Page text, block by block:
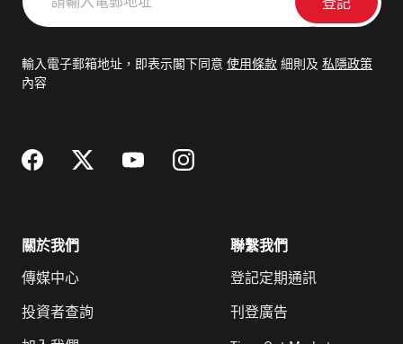
輸
郵
輸入電子郵箱地址，即表示閣下同意 使用條款 細則及 私隱政策
內容
關於我們
傳媒中心
投資者查詢
聯繫我們
登記定期通訊
刊登廣告